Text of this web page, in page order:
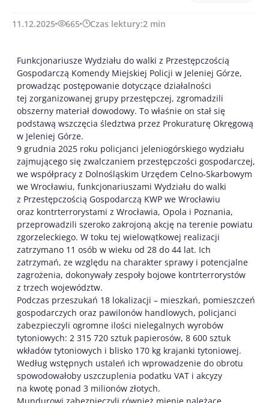
11.12.2025 665 Czas lektury:2 min
Funkcjonariusze Wydziału do walki z Przestępczością
Gospodarczą Komendy Miejskiej Policji w Jeleniej Górze,
prowadząc postępowanie dotyczące działalności
tej zorganizowanej grupy przestępczej, zgromadzili
obszerny materiał dowodowy. To właśnie on stał się
podstawą wszczęcia śledztwa przez Prokuraturę Okręgową
w Jeleniej Górze.
9 grudnia 2025 roku policjanci jeleniogórskiego wydziału
zajmującego się zwalczaniem przestępczości gospodarczej,
we współpracy z Dolnośląskim Urzędem Celno-Skarbowym
we Wrocławiu, funkcjonariuszami Wydziału do walki
z Przestępczością Gospodarczą KWP we Wrocławiu
oraz kontrterrorystami z Wrocławia, Opola i Poznania,
przeprowadzili szeroko zakrojoną akcję na terenie powiatu
zgorzeleckiego. W toku tej wielowątkowej realizacji
zatrzymano 11 osób w wieku od 28 do 44 lat. Ich
zatrzymań, ze względu na charakter sprawy i potencjalne
zagrożenia, dokonywały zespoły bojowe kontrterrorystów
z trzech województw.
Podczas przeszukań 18 lokalizacji – mieszkań, pomieszczeń
gospodarczych oraz pawilonów handlowych, policjanci
zabezpieczyli ogromne ilości nielegalnych wyrobów
tytoniowych: 2 315 720 sztuk papierosów, 8 600 sztuk
wkładów tytoniowych i blisko 170 kg krajanki tytoniowej.
Według wstępnych ustaleń ich wprowadzenie do obrotu
spowodowałoby uszczuplenia podatku VAT i akcyzy
na kwotę ponad 3 milionów złotych.